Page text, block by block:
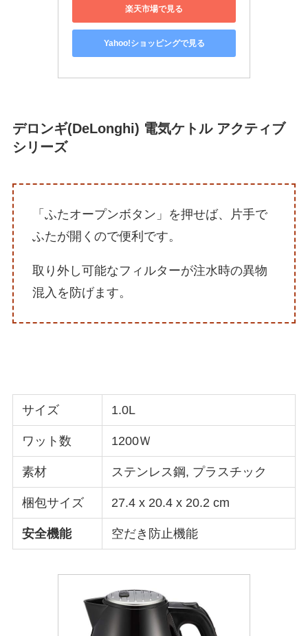
楽天市場で見る
Yahoo!ショッピングで見る
デロンギ(DeLonghi) 電気ケトル アクティブ
シリーズ
「ふたオープンボタン」を押せば、片手で
ふたが開くので便利です。
取り外し可能なフィルターが注水時の異物
混入を防げます。
サイズ ‎1.0L
ワット数 1200Ｗ
素材 ステンレス鋼, プラスチック
梱包サイズ 27.4 x 20.4 x 20.2 cm
安全機能 空だき防止機能